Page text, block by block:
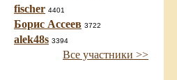
fischer 4401
Борис Ассеев 3722
alek48s 3394
Все участники >>